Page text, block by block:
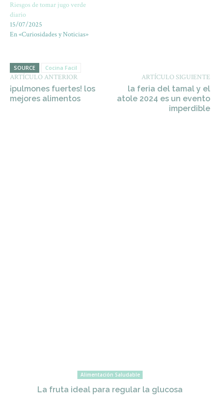
Riesgos de tomar jugo verde
diario
15/07/2025
En «Curiosidades y Noticias»
SOURCE Cocina Facil
ARTÍCULO ANTERIOR
¡pulmones fuertes! los
mejores alimentos
ARTÍCULO SIGUIENTE
la feria del tamal y el
atole 2024 es un evento
imperdible
Alimentación Saludable
La fruta ideal para regular la glucosa